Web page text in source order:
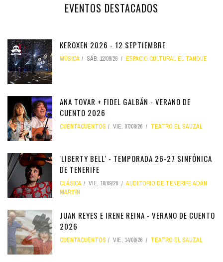
EVENTOS DESTACADOS
KEROXEN 2026 - 12 SEPTIEMBRE
MÚSICA SÁB, 12/09/26 ESPACIO CULTURAL EL TANQUE
ANA TOVAR + FIDEL GALBÁN - VERANO DE
CUENTO 2026
CUENTACUENTOS VIE, 07/08/26 TEATRO EL SAUZAL
'LIBERTY BELL' - TEMPORADA 26-27 SINFÓNICA
DE TENERIFE
CLÁSICA VIE, 18/09/26
AUDITORIO DE TENERIFE ADÁN
MARTÍN
JUAN REYES E IRENE REINA - VERANO DE CUENTO
2026
CUENTACUENTOS VIE, 14/08/26 TEATRO EL SAUZAL